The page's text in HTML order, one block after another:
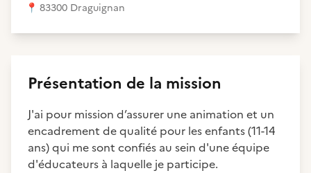
📍 83300 Draguignan
Présentation de la mission
J'ai pour mission d’assurer une animation et un
encadrement de qualité pour les enfants (11-14
ans) qui me sont confiés au sein d'une équipe
d'éducateurs à laquelle je participe.